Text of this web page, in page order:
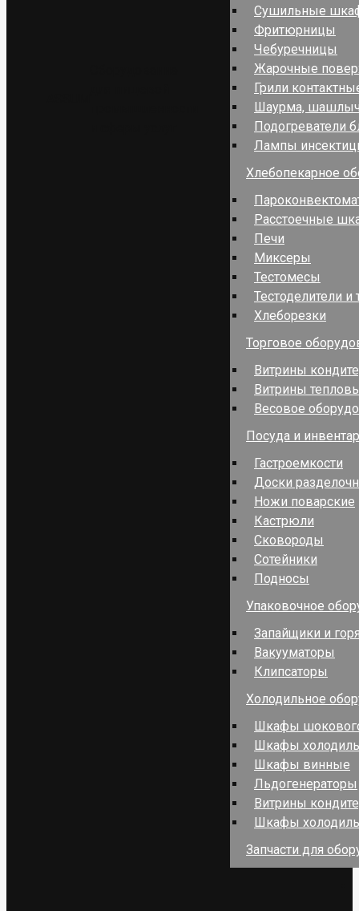
Сушильные
Фритюрницы
Чебуречницы
Жарочные
Грили
Шаурма,
Подогреватели
Лампы
Хлебопекарное
Расстоечные
Печи
Миксеры
Тестомесы
Тестоделители и
Хлеборезки
Торговое
Витрины
Витрины
Весовое
Посуда и
Гастроемкости
Доски
Ножи поварские
Кастрюли
Сковороды
Сотейники
Подносы
Упаковочное
Запайщики и
Вакууматоры
Клипсаторы
Холодильное
Шкафы
Шкафы
Шкафы винные
Льдогенераторы
Витрины
Шкафы
Запчасти для